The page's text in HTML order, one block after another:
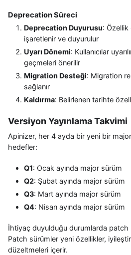
Deprecation Süreci
Deprecation Duyurusu:
işaretlenir ve duyurulur
Uyarı Dönemi: Kullanıcılar
geçmeleri önerilir
Migration Desteği: Migration
sağlanır
Kaldırma: Belirlenen tarihte
Versiyon Yayınlama Takvimi
Apinizer, her 4 ayda bir yeni bir
hedefler:
Q1: Ocak ayında major sürüm
Q2: Şubat ayında major sürüm
Q3: Mart ayında major sürüm
Q4: Nisan ayında major sürüm
İhtiyaç duyulduğu durumlarda patch
Patch sürümler yeni özellikler,
düzeltmeleri içerir.